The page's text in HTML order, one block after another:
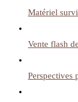
Matériel
Vente flash
Perspectives